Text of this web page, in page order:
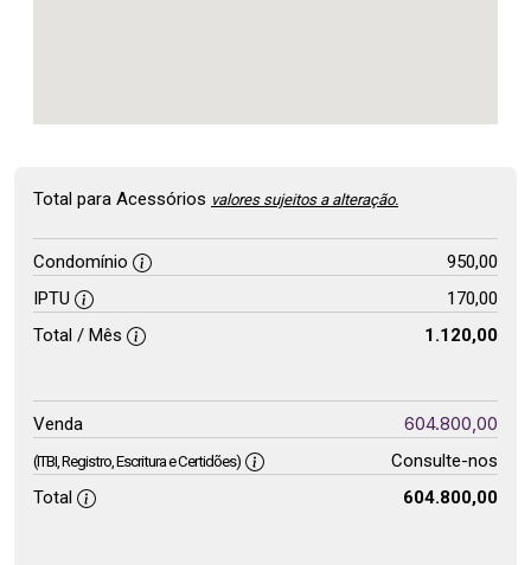
Total para Acessórios valores sujeitos a alteração.
Condomínio
950,00
IPTU
170,00
Total / Mês
1.120,00
Venda 604.800,00
(ITBI, Registro, Escritura e Certidões)
Consulte-nos
Total
604.800,00